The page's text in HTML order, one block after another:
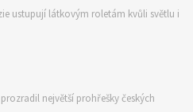
ustupují látkovým roletám kvůli světlu i
největší prohřešky českých